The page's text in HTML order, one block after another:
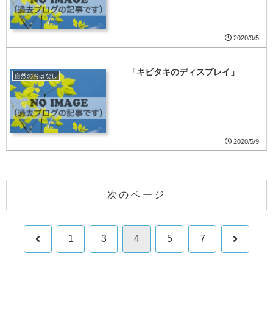
2020/9/5
自然のおはなし 「キビタキのディスプレイ」
2020/5/9
次のページ
前 1 3 4 5 7 次